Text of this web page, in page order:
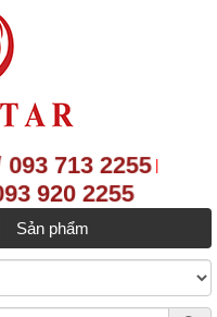
713 2255 |
920 2255
Sản phẩm